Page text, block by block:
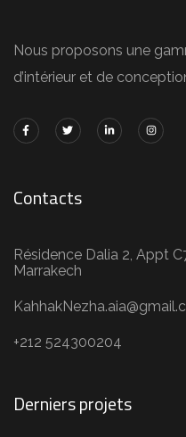
Nous proposons une
d’intérieur et de
Contacts
Résidence Dalia 2, Appt
Marrakech
+212 524300204
Derniers projets